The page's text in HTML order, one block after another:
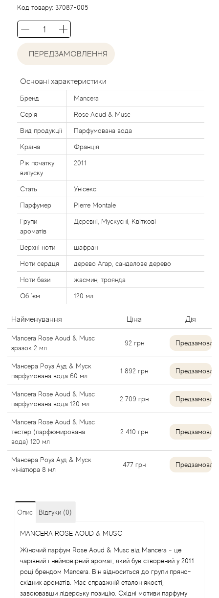
Код товару: 37087-005
ПЕРЕДЗАМОВЛЕННЯ
Основні характеристики
Бренд Mancera
Серія Rose Aoud & Musc
Вид продукції Парфумована вода
Країна Франція
Рік початку
випуску
2011
Стать Унісекс
Парфумер Pierre Montale
Групи
ароматів
Деревні, Мускусні, Квіткові
Верхні ноти шафран
Ноти сердця дерево Агар, сандалове дерево
Ноти бази жасмин, троянда
Об `єм 120 мл
Найменування Ціна Дія
Mancera Rose Aoud & Musc
зразок 2 мл
92 грн
Мансера Роуз Ауд & Муск
парфумована вода 60 мл
1 892 грн
Mancera Rose Aoud & Musc
парфумована вода 120 мл
2 709 грн
Mancera Rose Aoud & Musc
тестер (парфюмирована
вода) 120 мл
2 410 грн
Мансера Роуз Ауд & Муск
мініатюра 8 мл
477 грн
Опис Відгуки (0)
MANCERA ROSE AOUD & MUSC
Жіночий парфум Rose Aoud & Musc від Mancera - це
чарівний і неймовірний аромат, який був створений у 2011
році брендом Mancera. Він відноситься до групи пряно-
східних ароматів. Має справжній еталон якості,
завоювавши лідерську позицію. Східні мотиви парфуму
Agent Provocateur
Agonist
Aigner
Aj Arabia (Widian)
Ajmal
Al Haramain
Al Jazeera
Alaia Paris
Alexander McQueen
Alexandre Barthet
Alexandre J
Alfred Dunhill
Alyssa Ashley
American Crew
Amouage
Amouroud
Andre L'Arom
Angel Schlesser
Annayake
Anne Fontaine
Annick Goutal